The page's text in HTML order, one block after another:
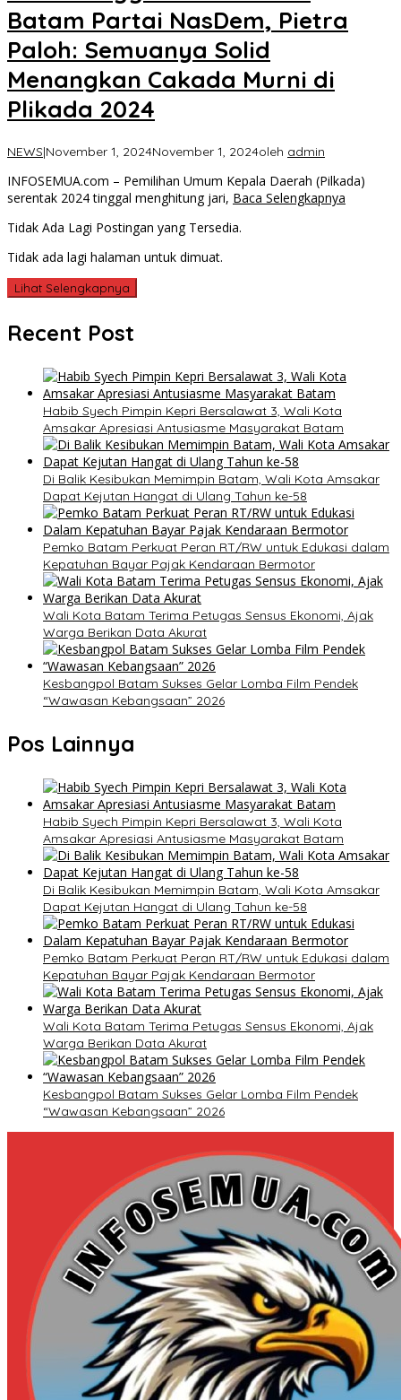
Batam Partai NasDem, Pietra
Paloh: Semuanya Solid
Menangkan Cakada Murni di
Plikada 2024
NEWS|November 1, 2024November 1, 2024oleh admin
INFOSEMUA.com – Pemilihan Umum Kepala Daerah (Pilkada)
serentak 2024 tinggal menghitung jari, Baca Selengkapnya
Tidak Ada Lagi Postingan yang Tersedia.
Tidak ada lagi halaman untuk dimuat.
Lihat Selengkapnya
Recent Post
Habib Syech Pimpin Kepri Bersalawat 3, Wali Kota
Amsakar Apresiasi Antusiasme Masyarakat Batam
Di Balik Kesibukan Memimpin Batam, Wali Kota Amsakar
Dapat Kejutan Hangat di Ulang Tahun ke-58
Pemko Batam Perkuat Peran RT/RW untuk Edukasi dalam
Kepatuhan Bayar Pajak Kendaraan Bermotor
Wali Kota Batam Terima Petugas Sensus Ekonomi, Ajak
Warga Berikan Data Akurat
Kesbangpol Batam Sukses Gelar Lomba Film Pendek
“Wawasan Kebangsaan” 2026
Pos Lainnya
Habib Syech Pimpin Kepri Bersalawat 3, Wali Kota
Amsakar Apresiasi Antusiasme Masyarakat Batam
Di Balik Kesibukan Memimpin Batam, Wali Kota Amsakar
Dapat Kejutan Hangat di Ulang Tahun ke-58
Pemko Batam Perkuat Peran RT/RW untuk Edukasi dalam
Kepatuhan Bayar Pajak Kendaraan Bermotor
Wali Kota Batam Terima Petugas Sensus Ekonomi, Ajak
Warga Berikan Data Akurat
Kesbangpol Batam Sukses Gelar Lomba Film Pendek
“Wawasan Kebangsaan” 2026